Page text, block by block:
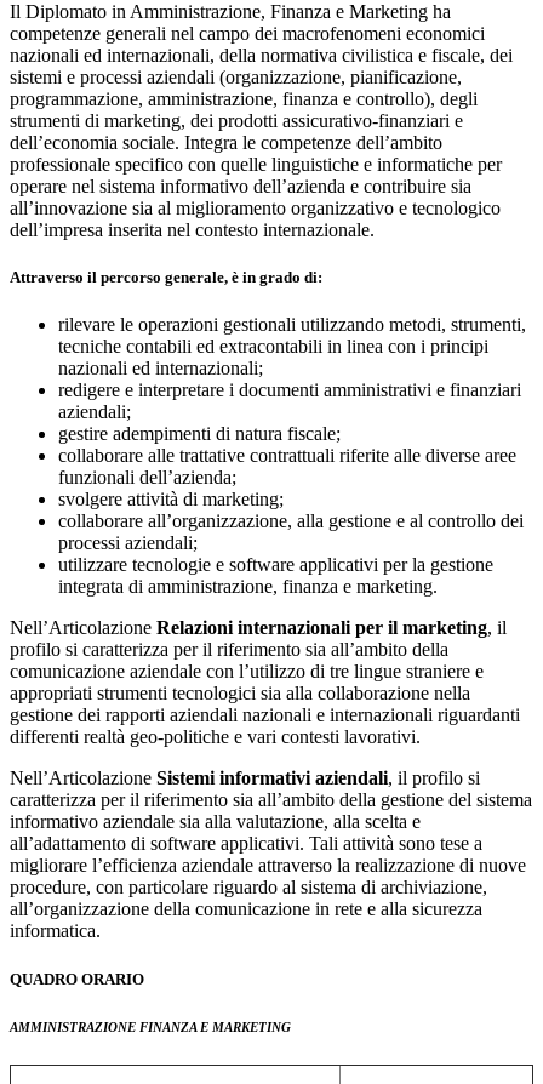
Il Diplomato in Amministrazione, Finanza e Marketing ha
competenze generali nel campo dei macrofenomeni economici
nazionali ed internazionali, della normativa civilistica e fiscale, dei
sistemi e processi aziendali (organizzazione, pianificazione,
programmazione, amministrazione, finanza e controllo), degli
strumenti di marketing, dei prodotti assicurativo-finanziari e
dell’economia sociale. Integra le competenze dell’ambito
professionale specifico con quelle linguistiche e informatiche per
operare nel sistema informativo dell’azienda e contribuire sia
all’innovazione sia al miglioramento organizzativo e tecnologico
dell’impresa inserita nel contesto internazionale.
Attraverso il percorso generale, è in grado di:
rilevare le operazioni gestionali utilizzando metodi, strumenti,
tecniche contabili ed extracontabili in linea con i principi
nazionali ed internazionali;
redigere e interpretare i documenti amministrativi e finanziari
aziendali;
gestire adempimenti di natura fiscale;
collaborare alle trattative contrattuali riferite alle diverse aree
funzionali dell’azienda;
svolgere attività di marketing;
collaborare all’organizzazione, alla gestione e al controllo dei
processi aziendali;
utilizzare tecnologie e software applicativi per la gestione
integrata di amministrazione, finanza e marketing.
Nell’Articolazione Relazioni internazionali per il marketing, il
profilo si caratterizza per il riferimento sia all’ambito della
comunicazione aziendale con l’utilizzo di tre lingue straniere e
appropriati strumenti tecnologici sia alla collaborazione nella
gestione dei rapporti aziendali nazionali e internazionali riguardanti
differenti realtà geo-politiche e vari contesti lavorativi.
Nell’Articolazione Sistemi informativi aziendali, il profilo si
caratterizza per il riferimento sia all’ambito della gestione del sistema
informativo aziendale sia alla valutazione, alla scelta e
all’adattamento di software applicativi. Tali attività sono tese a
migliorare l’efficienza aziendale attraverso la realizzazione di nuove
procedure, con particolare riguardo al sistema di archiviazione,
all’organizzazione della comunicazione in rete e alla sicurezza
informatica.
QUADRO ORARIO
AMMINISTRAZIONE FINANZA E MARKETING